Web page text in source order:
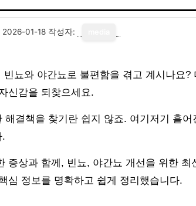
2026-01-18 작성자:
뇨와 야간뇨로 불편함을 겪고 계시나요?
신감을 되찾으세요.
결책을 찾기란 쉽지 않죠. 여기저기 흩어
.
증상과 함께, 빈뇨, 야간뇨 개선을 위한 최
심 정보를 명확하고 쉽게 정리했습니다.